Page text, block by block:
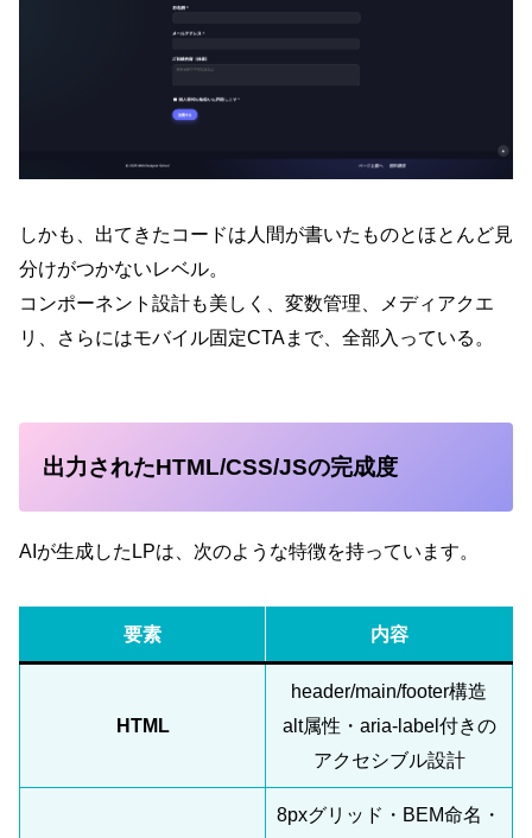
しかも、出てきたコードは人間が書いたものとほとんど見
分けがつかないレベル。
コンポーネント設計も美しく、変数管理、メディアクエ
リ、さらにはモバイル固定CTAまで、全部入っている。
出力されたHTML/CSS/JSの完成度
AIが生成したLPは、次のような特徴を持っています。
要素 内容
HTML
header/main/footer構造
alt属性・aria-label付きの
アクセシブル設計
8pxグリッド・BEM命名・